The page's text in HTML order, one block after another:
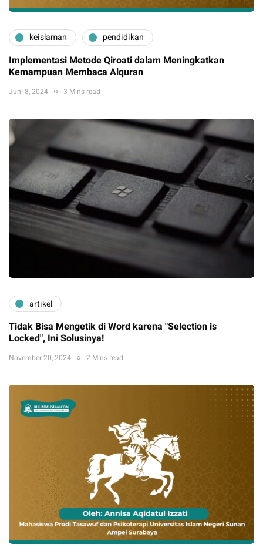
keislaman pendidikan
Implementasi Metode Qiroati dalam Meningkatkan
Kemampuan Membaca Alquran
Juni 8, 2024 3 Mins read
artikel
Tidak Bisa Mengetik di Word karena "Selection is
Locked", Ini Solusinya!
November 20, 2024 2 Mins read